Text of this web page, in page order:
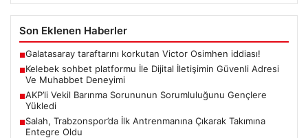
Son Eklenen Haberler
■Galatasaray taraftarını korkutan Victor Osimhen iddiası!
■Kelebek sohbet platformu İle Dijital İletişimin Güvenli Adresi
Ve Muhabbet Deneyimi
■AKP’li Vekil Barınma Sorununun Sorumluluğunu Gençlere
Yükledi
■Salah, Trabzonspor’da İlk Antrenmanına Çıkarak Takımına
Entegre Oldu